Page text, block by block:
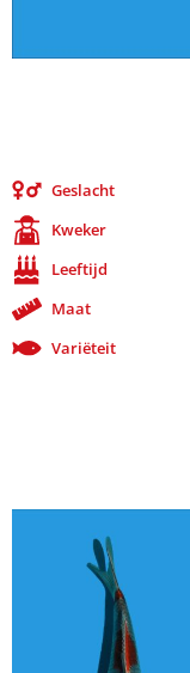
Geslacht
Kweker
Leeftijd
Maat
Variëteit